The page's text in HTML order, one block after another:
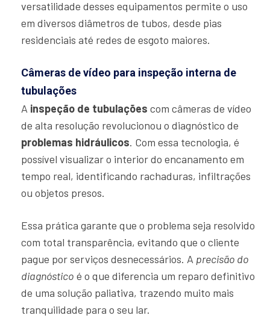
versatilidade desses equipamentos permite o uso
em diversos diâmetros de tubos, desde pias
residenciais até redes de esgoto maiores.
Câmeras de vídeo para inspeção interna de
tubulações
A inspeção de tubulações com câmeras de vídeo
de alta resolução revolucionou o diagnóstico de
problemas hidráulicos. Com essa tecnologia, é
possível visualizar o interior do encanamento em
tempo real, identificando rachaduras, infiltrações
ou objetos presos.
Essa prática garante que o problema seja resolvido
com total transparência, evitando que o cliente
pague por serviços desnecessários. A precisão do
diagnóstico é o que diferencia um reparo definitivo
de uma solução paliativa, trazendo muito mais
tranquilidade para o seu lar.